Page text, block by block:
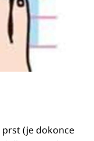
(je dokonce